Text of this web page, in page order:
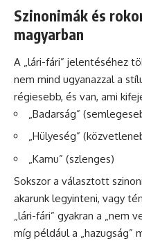
Szinonimák és
magyarban
A „lári-fári” jelentéséhez
nem mind ugyanazzal a
régiesebb, és van, ami
„Badarság”
„Hülyeség”
„Kamu” (szlenges)
Sokszor a választott
akarunk legyinteni, vagy
„lári-fári” gyakran a „nem
míg például a „hazugság”